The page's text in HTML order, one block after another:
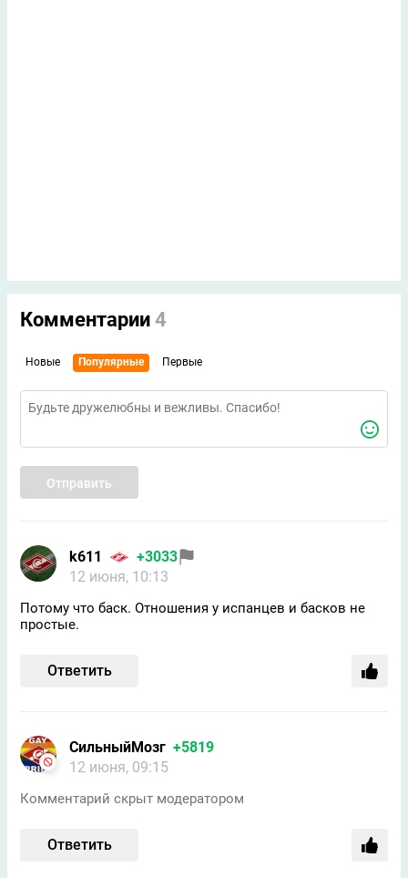
Комментарии 4
Новые Популярные Первые
Отправить
k611
+3033
12 июня, 10:13
Потому что баск. Отношения у испанцев и басков не
простые.
Ответить
СильныйМозг +5819
12 июня, 09:15
Комментарий скрыт модератором
Ответить